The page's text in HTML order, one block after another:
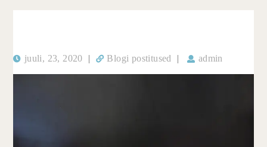
juuli, 23, 2020 | Blogi postitused | admin